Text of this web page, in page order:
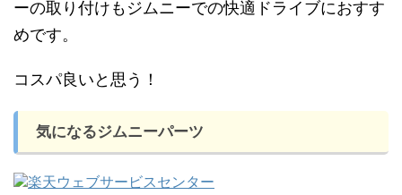
ーの取り付けもジムニーでの快適ドライブにおすす
めです。
コスパ良いと思う！
気になるジムニーパーツ